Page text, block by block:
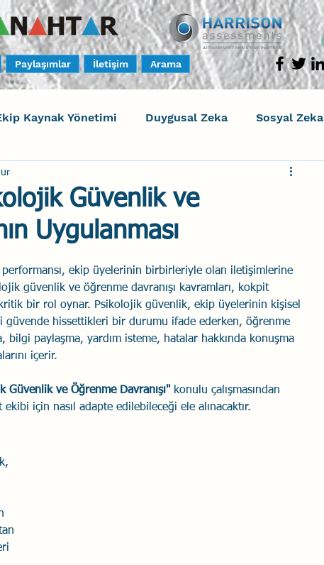
Paylaşımlar İletişim Arama
Kaynak Yönetimi Duygusal Zeka Sosyal Zeka
Güvenli Davranış
Sosyal Zekâ Eğiticinin Eğitimi Liderlik
İlişki Yönetimi Bağlantısal Bütünsellik
Duygusal Zekâ Stres Liderlik
Güvenlik ve
Uygulanması
ekip üyelerinin birbirleriyle olan iletişimlerine
güvenlik ve öğrenme davranışı kavramları, kokpit
bir rol oynar. Psikolojik güvenlik, ekip üyelerinin kişisel
hissettikleri bir durumu ifade ederken, öğrenme
bilgi paylaşma, yardım isteme, hatalar hakkında konuşma
içerir.
ve Öğrenme Davranışı" konulu çalışmasından
için nasıl adapte edilebileceği ele alınacaktır.